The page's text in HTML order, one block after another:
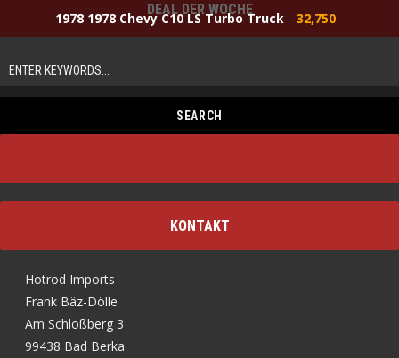
DEAL DER WOCHE
1978 1978 Chevy C10 LS Turbo Truck 32,750
KONTAKT
Hotrod Imports
Frank Bäz-Dölle
Am Schloßberg 3
99438 Bad Berka